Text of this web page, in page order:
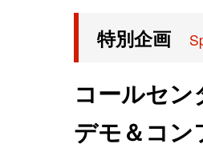
特別企画
コールセン
デモ＆コン